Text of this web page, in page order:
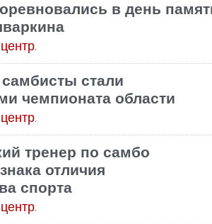
в день
.
стали
чемпионата области
.
тренер по самбо
отличия
спорта
.